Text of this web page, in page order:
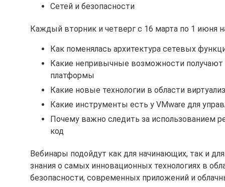
Сетей и безопасности
Каждый вторник и четверг с 16 марта по 1 июня
Как поменялась архитектура сетевых
Какие непривычные возможности
платформы
Какие новые технологии в области
Какие инструменты есть у VMware для
Почему важно следить за использованием
код
Вебинары подойдут как для начинающих, так и
знания о самых инновационных технологиях в
безопасности, современных приложений и